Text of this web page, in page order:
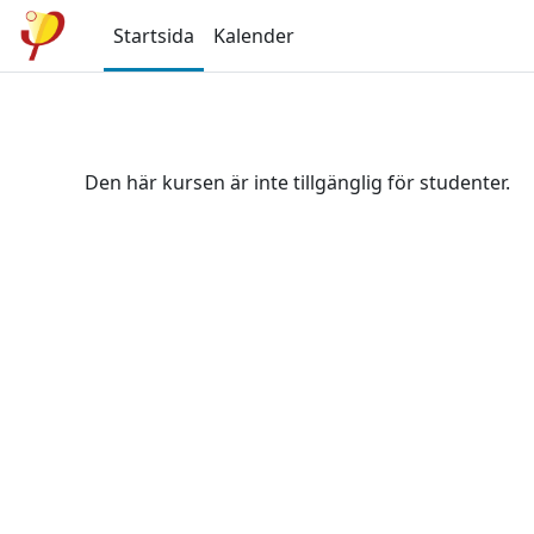
Gå direkt till huvudinnehåll
Startsida
Kalender
Den här kursen är inte tillgänglig för studenter.